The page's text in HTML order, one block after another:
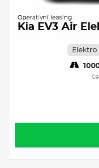
Operativní leasing
Kia EV3 Air
Elektro